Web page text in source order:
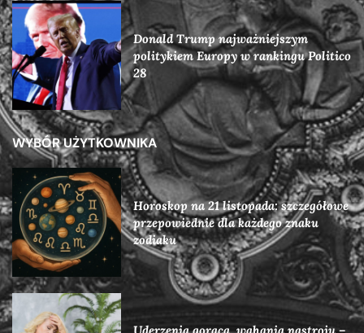
Donald Trump najważniejszym
politykiem Europy w rankingu Politico
28
WYBÓR UŻYTKOWNIKA
Horoskop na 21 listopada: szczegółowe
przepowiednie dla każdego znaku
zodiaku